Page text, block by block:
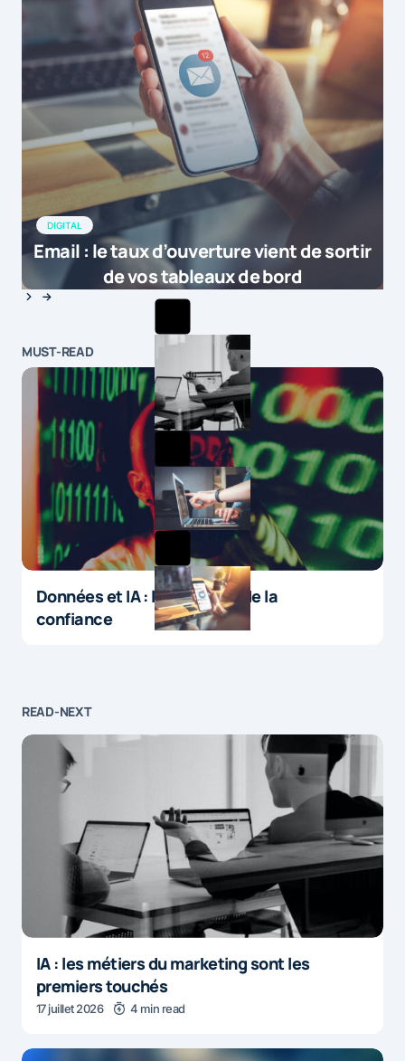
DIGITAL
Email : le taux d’ouverture vient de sortir
de vos tableaux de bord
MUST-READ
Données et IA : le paradoxe de la
confiance
READ-NEXT
IA : les métiers du marketing sont les
premiers touchés
17 juillet 2026 4 min read